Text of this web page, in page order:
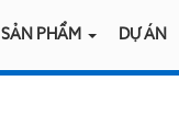
SẢN PHẨM DỰ ÁN